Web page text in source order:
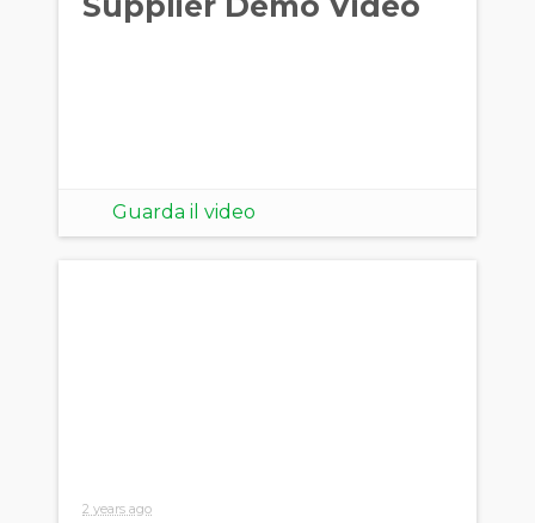
Guarda il video
2 years ago